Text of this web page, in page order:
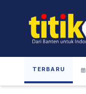
TERBARU